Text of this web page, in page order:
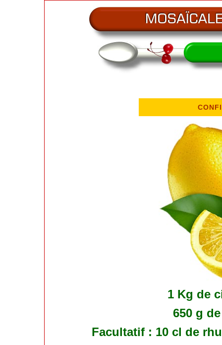
1 Kg de
650 g
Facultatif : 10 cl de